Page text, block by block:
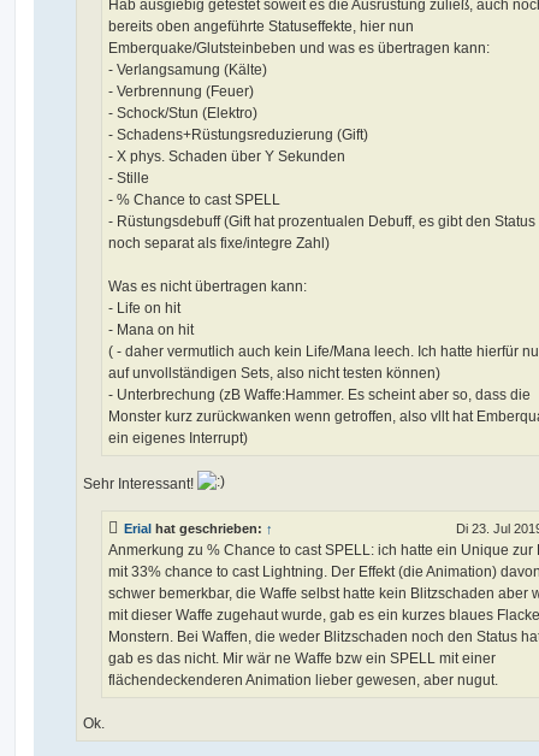
Hab ausgiebig getestet soweit es die Ausrüstung zuließ, auch
bereits oben angeführte Statuseffekte, hier nun
Emberquake/Glutsteinbeben und was es übertragen kann:
- Verlangsamung (Kälte)
- Verbrennung (Feuer)
- Schock/Stun (Elektro)
- Schadens+Rüstungsreduzierung (Gift)
- X phys. Schaden über Y Sekunden
- Stille
- % Chance to cast SPELL
- Rüstungsdebuff (Gift hat prozentualen Debuff, es gibt den Status
noch separat als fixe/integre Zahl)
Was es nicht übertragen kann:
- Life on hit
- Mana on hit
( - daher vermutlich auch kein Life/Mana leech. Ich hatte hierfür
auf unvollständigen Sets, also nicht testen können)
- Unterbrechung (zB Waffe:Hammer. Es scheint aber so, dass die
Monster kurz zurückwanken wenn getroffen, also vllt hat
ein eigenes Interrupt)
Sehr Interessant!
Erial hat geschrieben: ↑ Di 23. Jul
Anmerkung zu % Chance to cast SPELL: ich hatte ein Unique zur
mit 33% chance to cast Lightning. Der Effekt (die Animation)
schwer bemerkbar, die Waffe selbst hatte kein Blitzschaden aber
mit dieser Waffe zugehaut wurde, gab es ein kurzes blaues
Monstern. Bei Waffen, die weder Blitzschaden noch den Status
gab es das nicht. Mir wär ne Waffe bzw ein SPELL mit einer
flächendeckenderen Animation lieber gewesen, aber nugut.
Ok.